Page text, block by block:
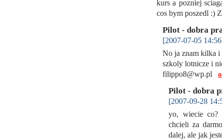
kurs a pozniej
cos bym poszedl :)
Pilot - dobra
[2007-07-05
No ja znam kilka i
szkoly lotnicze i
filippo8@wp.pl
Pilot - dobra
[2007-09-28
yo, wiecie co?
chcieli za
dalej, ale jak